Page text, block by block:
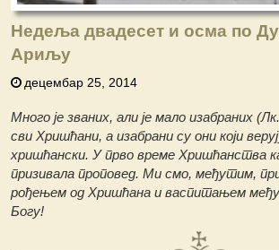
Недеља двадесет и осма по
Ариљу
децембар 25, 2014
Много је званих, али је мало изабраних
сви Хришћани, а изабрани су они који
хришћански. У прво време Хришћанства
призивала проповед. Ми смо, међутим,
рођењем од Хришћана и васпитањем
Богу!